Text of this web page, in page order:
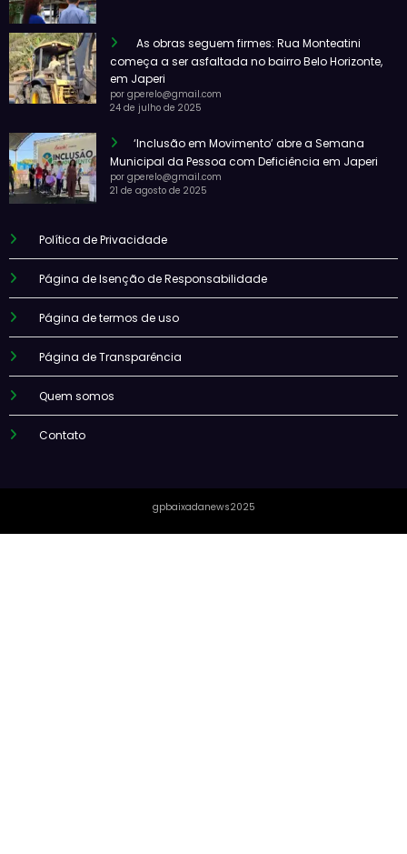
As obras seguem firmes: Rua Monteatini
começa a ser asfaltada no bairro Belo Horizonte,
em Japeri
por gperelo@gmail.com
24 de julho de 2025
‘Inclusão em Movimento’ abre a Semana
Municipal da Pessoa com Deficiência em Japeri
por gperelo@gmail.com
21 de agosto de 2025
Política de Privacidade
Página de Isenção de Responsabilidade
Página de termos de uso
Página de Transparência
Quem somos
Contato
gpbaixadanews2025